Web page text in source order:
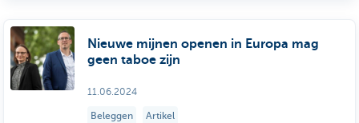
Nieuwe mijnen openen in Europa mag
geen taboe zijn
11.06.2024
Beleggen Artikel